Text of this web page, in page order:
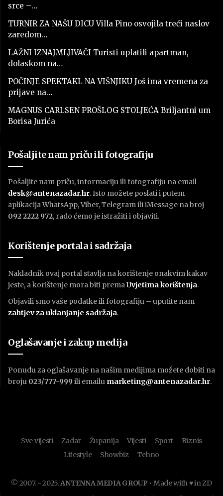
srce –…
TURNIR ZA NAŠU DICU Villa Pino osvojila treći naslov
zaredom…
LAŽNI IZNAJMLJIVAČI Turisti uplatili apartman,
dolaskom na…
POČINJE SPEKTAKL NA VIŠNJIKU Još ima vremena za
prijave na…
MAGNUS CARLSEN PROŠLOG STOLJEĆA Briljantni um
Borisa Jurića
Pošaljite nam priču ili fotografiju
Pošaljite nam priču, informaciju ili fotografiju na email
desk@antenazadar.hr. Isto možete poslati i putem
aplikacija WhatsApp, Viber, Telegram ili iMessage na broj
092 2222 972, rado ćemo je istražiti i objaviti.
Korištenje portala i sadržaja
Nakladnik ovaj portal stavlja na korištenje onakvim kakav
jeste, a korištenje mora biti premaUvjetima korištenja.
Objavili smo vaše podatke ili fotografiju – uputite nam
zahtjev za uklanjanje sadržaja.
Oglašavanje i zakup medija
Ponudu za oglašavanje na našim medijima možete dobiti na
broju 023/777-999 ili emailu marketing@antenazadar.hr.
Sve vijesti Zadar Županija Vijesti Sport
Biznis
Lifestyle
Showbiz Tehno
© 2007. - 2025.ANTENNA MEDIA GROUP • Made with ♥ in ZD